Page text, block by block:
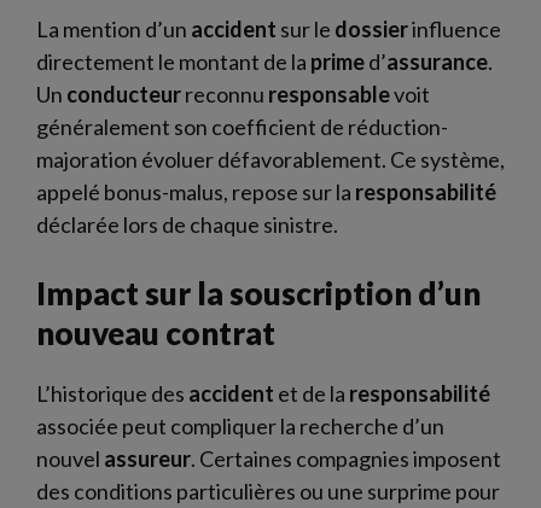
La mention d’un accident sur le dossierinfluence
directement le montant de la primed’assurance.
Un conducteurreconnu responsablevoit
généralement son coefficient de réduction-
majoration évoluer défavorablement. Ce système,
appelé bonus-malus, repose sur la responsabilité
déclarée lors de chaque sinistre.
Impact sur la souscription d’un
nouveau contrat
L’historique des accident et de la responsabilité
associée peut compliquer la recherche d’un
nouvel assureur. Certaines compagnies imposent
des conditions particulières ou une surprime pour